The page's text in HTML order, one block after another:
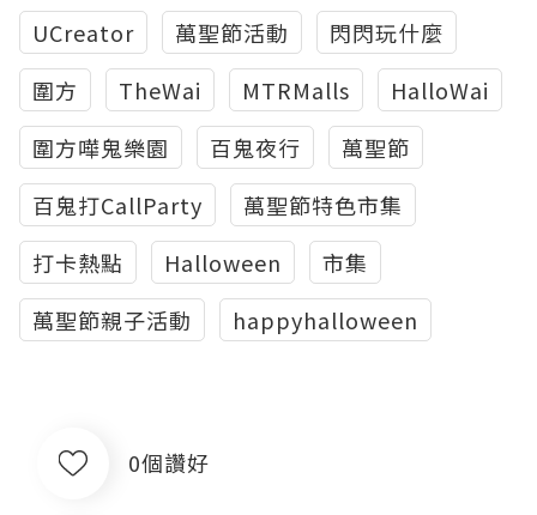
UCreator 萬聖節活動
閃閃玩什麼
圍方
TheWai MTRMalls
HalloWai
圍方嘩鬼樂園
百鬼夜行
萬聖節
百鬼打CallParty
萬聖節特色市集
打卡熱點
Halloween
市集
萬聖節親子活動
happyhalloween
0個讚好